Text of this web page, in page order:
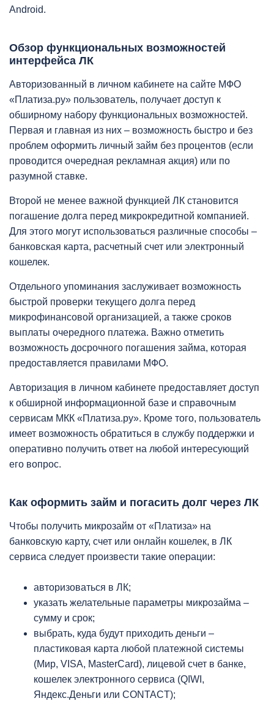
Android.
Обзор функциональных возможностей
интерфейса ЛК
Авторизованный в личном кабинете на сайте МФО
«Платиза.ру» пользователь, получает доступ к
обширному набору функциональных возможностей.
Первая и главная из них – возможность быстро и без
проблем оформить личный займ без процентов (если
проводится очередная рекламная акция) или по
разумной ставке.
Второй не менее важной функцией ЛК становится
погашение долга перед микрокредитной компанией.
Для этого могут использоваться различные способы –
банковская карта, расчетный счет или электронный
кошелек.
Отдельного упоминания заслуживает возможность
быстрой проверки текущего долга перед
микрофинансовой организацией, а также сроков
выплаты очередного платежа. Важно отметить
возможность досрочного погашения займа, которая
предоставляется правилами МФО.
Авторизация в личном кабинете предоставляет доступ
к обширной информационной базе и справочным
сервисам МКК «Платиза.ру». Кроме того, пользователь
имеет возможность обратиться в службу поддержки и
оперативно получить ответ на любой интересующий
его вопрос.
Как оформить займ и погасить долг через ЛК
Чтобы получить микрозайм от «Платиза» на
банковскую карту, счет или онлайн кошелек, в ЛК
сервиса следует произвести такие операции:
авторизоваться в ЛК;
указать желательные параметры микрозайма –
сумму и срок;
выбрать, куда будут приходить деньги –
пластиковая карта любой платежной системы
(Мир, VISA, MasterCard), лицевой счет в банке,
кошелек электронного сервиса (QIWI,
Яндекс.Деньги или CONTACT);